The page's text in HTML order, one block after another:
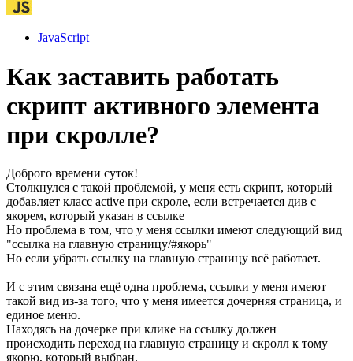
JavaScript
Как заставить работать
скрипт активного элемента
при скролле?
Доброго времени суток!
Столкнулся с такой проблемой, у меня есть скрипт, который
добавляет класс active при скроле, если встречается див с
якорем, который указан в ссылке
Но проблема в том, что у меня ссылки имеют следующий вид
"ссылка на главную страницу/#якорь"
Но если убрать ссылку на главную страницу всё работает.
И с этим связана ещё одна проблема, ссылки у меня имеют
такой вид из-за того, что у меня имеется дочерняя страница, и
единое меню.
Находясь на дочерке при клике на ссылку должен
происходить переход на главную страницу и скролл к тому
якорю, который выбран.